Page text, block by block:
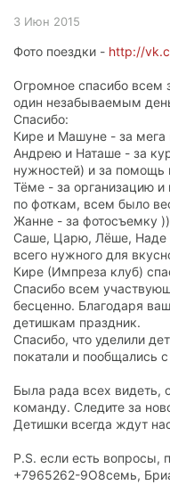
3 Июн 2015
Фото поездки - http://
Огромное спасибо всем
один незабываемым
Спасибо:
Кире и Машуне - за
Андрею и Наташе - за
нужностей) и за помощь
Тёме - за организацию и
по фоткам, всем было
Жанне - за фотосъемку ))
Саше, Царю, Лёше, Наде
всего нужного для
Кире (Импреза клуб)
Спасибо всем
бесценно. Благодаря
детишкам праздник.
Спасибо, что уделили
покатали и пообщались
Была рада всех видеть,
команду. Следите за
Детишки всегда ждут
P.S. если есть вопросы,
+7965262-9О8семь,